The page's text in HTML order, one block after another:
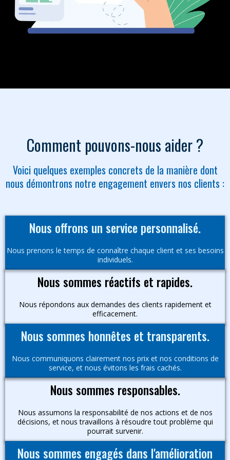
Comment pouvons-nous aider ?
Voici quelques exemples concrets de la manière dont
nous démontrons notre engagement envers nos clients :
Nous offrons un service personnalisé.
Nous prenons le temps de connaître chaque client et ses besoins
individuels.
Nous sommes réactifs et rapides.
Nous répondons aux demandes des clients rapidement et
efficacement.
Nous sommes honnêtes et transparents.
Nous communiquons clairement nos prix et nos conditions de
service, et nous évitons les frais cachés.
Nous sommes responsables.
Nous assumons la responsabilité de nos actions et de nos
décisions, et nous travaillons à résoudre tout problème qui
pourrait survenir.
Nous sommes engagés dans l'amélioration